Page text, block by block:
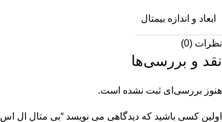
ابعاد و اندازه بیمتال
نظرات (0)
نقد و بررسی‌ها
هنوز بررسی‌ای ثبت نشده است.
اولین کسی باشید که دیدگاهی می نویسد “بی متال ال اس 2.5 الی 4 آمپر سایز MT-32”